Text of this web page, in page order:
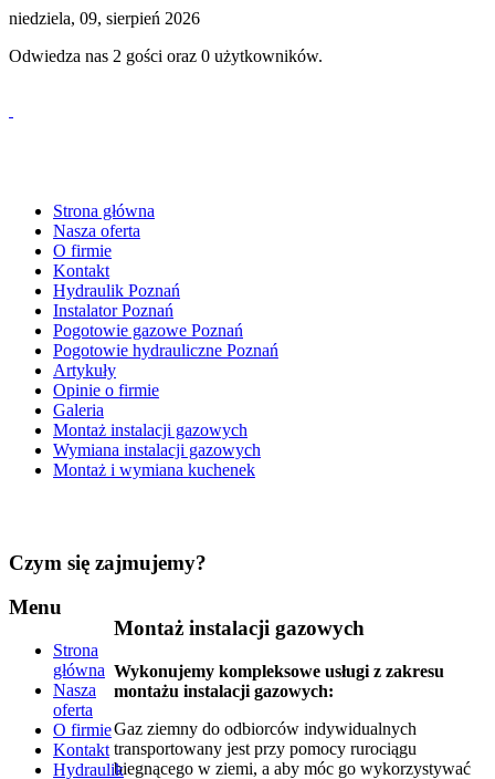
niedziela, 09, sierpień 2026
Odwiedza nas 2 gości oraz 0 użytkowników.
Strona główna
Nasza oferta
O firmie
Kontakt
Hydraulik Poznań
Instalator Poznań
Pogotowie gazowe Poznań
Pogotowie hydrauliczne Poznań
Artykuły
Opinie o firmie
Galeria
Montaż instalacji gazowych
Wymiana instalacji gazowych
Montaż i wymiana kuchenek
Czym się zajmujemy?
Montaż instalacji gazowych
Wykonujemy kompleksowe usługi z zakresu
montażu instalacji gazowych:
Gaz ziemny do odbiorców indywidualnych
transportowany jest przy pomocy rurociągu
biegnącego w ziemi, a aby móc go wykorzystywać
Menu
Strona
główna
Nasza
oferta
O firmie
Kontakt
Hydraulik